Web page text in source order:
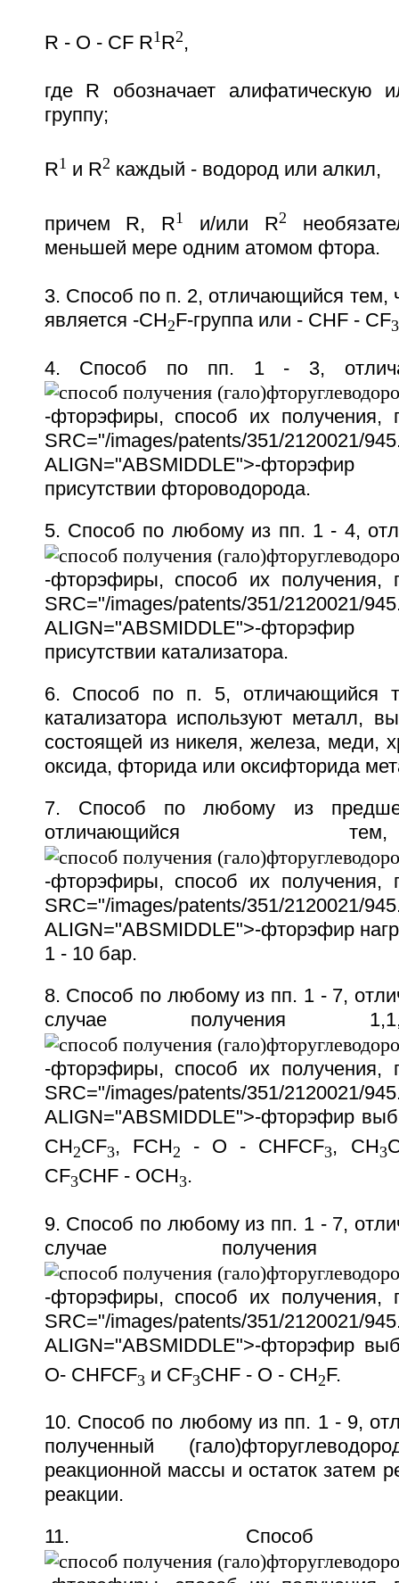
R - O - CF R1 R2,
где R обозначает алифатическую
группу;
R1 и R2 каждый - водород или алкил,
причем R, R1 и/или R2
меньшей мере одним атомом фтора.
3. Способ по п. 2, отличающийся тем,
является -CH2F-группа или - CHF - CF3
4. Способ по пп. 1 - 3,
-фторэфиры, способ их
SRC="/images/patents/351/2120021/
ALIGN="ABSMIDDLE">-
присутствии фтороводорода.
5. Способ по любому из пп. 1 - 4,
-фторэфиры, способ их
SRC="/images/patents/351/2120021/
ALIGN="ABSMIDDLE">-
присутствии катализатора.
6. Способ по п. 5, отличающийся
катализатора используют металл,
состоящей из никеля, железа, меди,
оксида, фторида или оксифторида
7. Способ по любому из
отличающийся
-фторэфиры, способ их
SRC="/images/patents/351/2120021/
ALIGN="ABSMIDDLE">-фторэфир
1 - 10 бар.
8. Способ по любому из пп. 1 - 7,
случае получения 1,1,1,2-
-фторэфиры, способ их
SRC="/images/patents/351/2120021/
ALIGN="ABSMIDDLE">-фторэфир
CH2CF3, FCH2 - O - CHFCF3, CH3
CF3CHF - OCH 3.
9. Способ по любому из пп. 1 - 7,
случае получения
-фторэфиры, способ их
SRC="/images/patents/351/2120021/
ALIGN="ABSMIDDLE">-фторэфир
O- CHFCF3 и CF3CHF - O - CH2F.
10. Способ по любому из пп. 1 - 9,
полученный
реакционной массы и остаток затем
реакции.
11. Способ